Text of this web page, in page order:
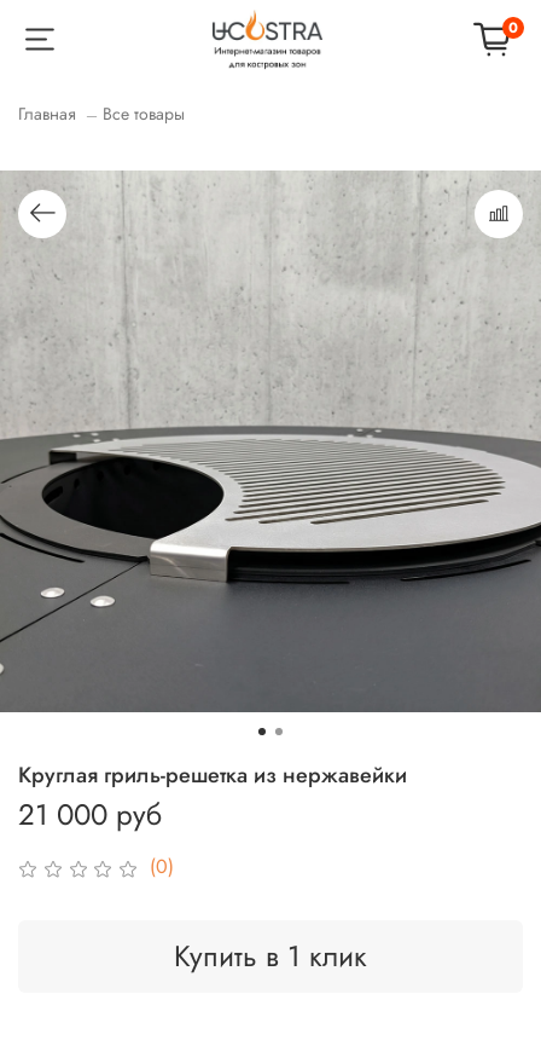
0
Главная Все товары
(0)
Круглая гриль-решетка из нержавейки
21 000 руб
Купить в 1 клик